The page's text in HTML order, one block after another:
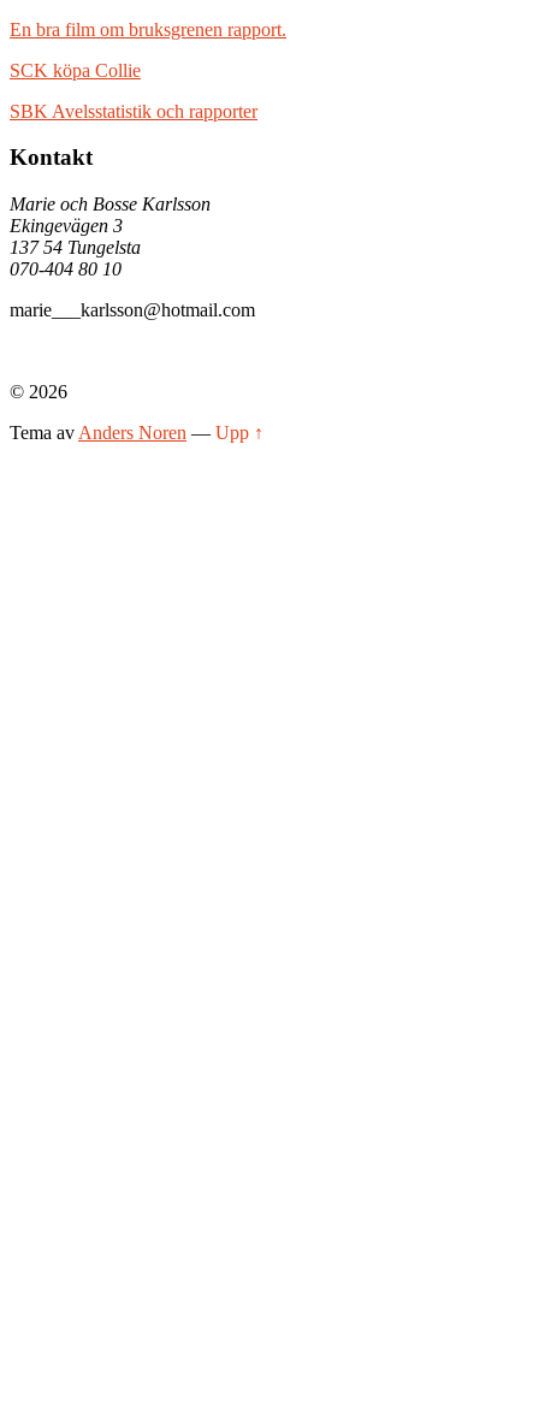
En bra film om bruksgrenen rapport.
SCK köpa Collie
SBK Avelsstatistik och rapporter
Kontakt
Marie och Bosse Karlsson
Ekingevägen 3
137 54 Tungelsta
070-404 80 10
marie___karlsson@hotmail.com
© 2026
Tema av Anders Noren — Upp ↑